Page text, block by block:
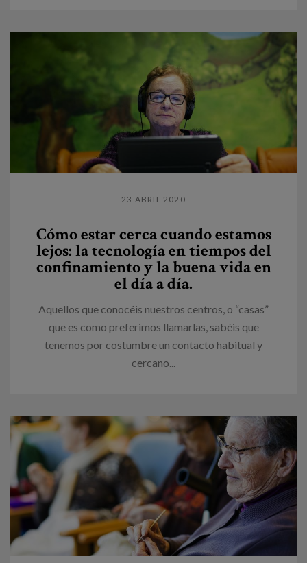
23 ABRIL 2020
Cómo estar cerca cuando estamos
lejos: la tecnología en tiempos del
confinamiento y la buena vida en
el día a día.
Aquellos que conocéis nuestros centros, o “casas”
que es como preferimos llamarlas, sabéis que
tenemos por costumbre un contacto habitual y
cercano...